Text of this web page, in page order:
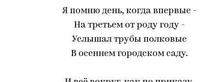
Я помню день, когда впервые -
На третьем от роду году -
Услышал трубы полковые
В осеннем городском саду.